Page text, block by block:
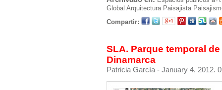
Global Arquitectura Paisajista
Compartir:
SLA. Parque temporal
Dinamarca
Patricia García - January 4, 2012.